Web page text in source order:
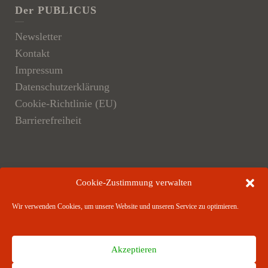
Cookie-Zustimmung verwalten
Wir verwenden Cookies, um unsere Website und unseren Service zu optimieren.
Akzeptieren
Der PUBLICUS
Newsletter
Kontakt
Impressum
Datenschutzerklärung
Cookie-Richtlinie (EU)
Barrierefreiheit